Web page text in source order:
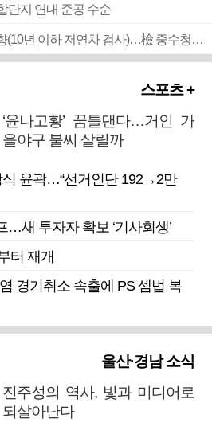
단지 연내 준공 수순
■ 검사 신분 버리고 직급하향(10년 이하 저연차 검사)…檢 중수청행 기피
스포츠 +
‘윤나고황’ 꿈틀댄다…거인 가
을야구 불씨 살릴까
식 윤곽…“선거인단 192→2만
…새 투자자 확보 ‘기사회생’
터 재개
경기취소 속출에 PS 셈법 복
울산·경남 소식
진주성의 역사, 빛과 미디어로
되살아난다